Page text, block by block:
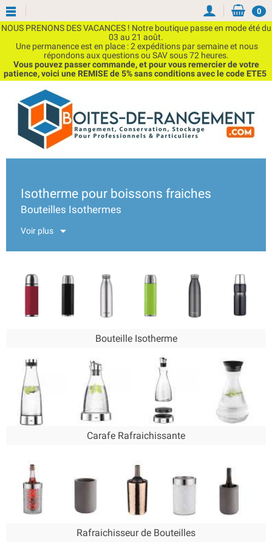
NOUS PRENONS DES VACANCES ! Notre boutique passe en mode été du
03 au 21 août.
Une permanence est en place : 2 expéditions par semaine et nous
répondons aux questions ou SAV sous 72 heures.
Vous pouvez passer commande, et pour vous remercier de votre
patience, voici une REMISE de 5% sans conditions avec le code ETE5
0
Isotherme pour boissons fraiches
Bouteilles Isothermes
Nos bouteilles isothermes
maintenir la température des boissons froides
pendant de longues heures. Elles sont idéales
et les voyages. Fabriquées avec des matériaux de
haute qualité, elles garantissent une isolation
boissons fraîches à tout moment.
Idéales pour les activités en plein air
niques et les sorties à la plage.
Pratiques et variées
: Disponibles en
plusieurs tailles et designs pour s'adapter à
vos besoins et préférences.
Faciles à transporter
: Grâce à leur format
compact et léger, elles se glissent facilement
dans un sac.
Nos
carafes rafraîchissantes
sont spécialement
conçues pour garder les boissons fraîches, même
lors des repas les plus longs. Elles sont parfaites
pour les dîners, les fêtes et autres événements où
vous souhaitez offrir à vos invités des boissons à
la température idéale.
Voir plus
Bouteille Isotherme
Carafe Rafraichissante
Rafraichisseur de Bouteilles
Choisissez une valeur...